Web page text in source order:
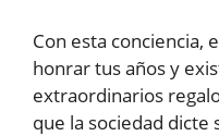
Con esta conciencia,
honrar tus años y
extraordinarios
que la sociedad